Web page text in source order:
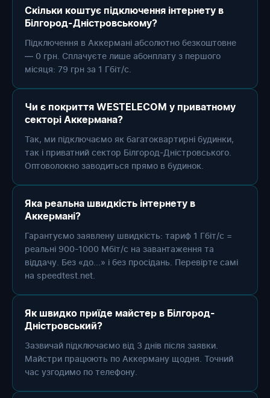
Скільки коштує підключення інтернету в
Білгород-Дністровському?
Підключення в Аккермані абсолютно безкоштовне
— 0 грн. Сплачуєте лише абонплату з першого
місяця: 79 грн за 1 Гбіт/с.
Чи є покриття WESTELECOM у приватному
секторі Аккермана?
Так, ми підключаємо як багатоквартирні будинки,
так і приватний сектор Білгород-Дністровського.
Оптоволокно заводиться прямо в будинок.
Яка реальна швидкість інтернету в
Аккермані?
Гарантуємо заявлену швидкість: тариф 1 Гбіт/с =
реальні 900-1000 Мбіт/с на завантаження та
віддачу. Без «до...» і без просідань. Перевірте самі
на speedtest.net.
Як швидко приїде майстер в Білгород-
Дністровський?
Зазвичай підключаємо від 3 днів після заявки.
Майстри працюють по Аккерману щодня. Точний
час узгодимо по телефону.